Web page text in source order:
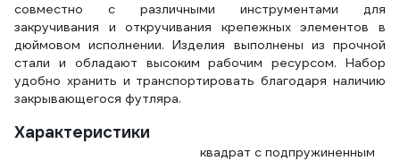
совместно с различными инструментами для
закручивания и откручивания крепежных элементов в
дюймовом исполнении. Изделия выполнены из прочной
стали и обладают высоким рабочим ресурсом. Набор
удобно хранить и транспортировать благодаря наличию
закрывающегося футляра.
Характеристики
квадрат с подпружиненным